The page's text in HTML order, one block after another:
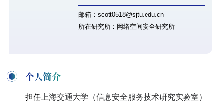
邮箱：scott0518@sjtu.edu.cn
所在研究所：网络空间安全研究所
个人简介
担任上海交通大学（信息安全服务技术研究实验室）